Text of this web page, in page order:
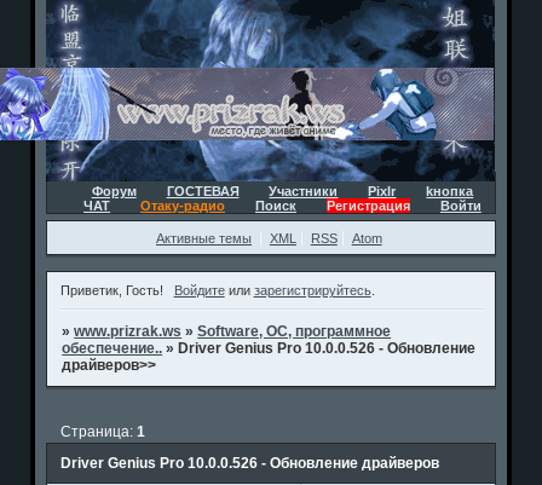
Форум ГОСТЕВАЯ Участники Pixlr
kнопка
ЧАТ
Отаку-радио Поиск Регистрация Войти
Активные темы XML RSS Atom
Приветик, Гость! Войдитеили зарегистрируйтесь.
»www.prizrak.ws »Software, ОС, программное
обеспечение.. » Driver Genius Pro 10.0.0.526 - Обновление
драйверов>>
Driver Genius Pro 10.0.0.526 - Обновление драйверов
Страница:1